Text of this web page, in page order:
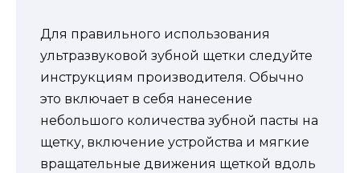
Для правильного использования
ультразвуковой зубной щетки следуйте
инструкциям производителя. Обычно
это включает в себя нанесение
небольшого количества зубной пасты на
щетку, включение устройства и мягкие
вращательные движения щеткой вдоль